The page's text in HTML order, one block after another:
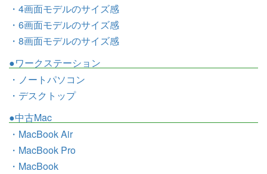
・4画面モデルのサイズ感
・6画面モデルのサイズ感
・8画面モデルのサイズ感
●ワークステーション
・ノートパソコン
・デスクトップ
●中古Mac
・MacBook Air
・MacBook Pro
・MacBook